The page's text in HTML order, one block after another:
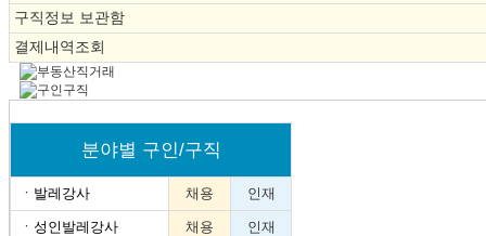
구직정보 보관함
결제내역조회
분야별 구인/구직
ㆍ 발레강사 채용 인재
ㆍ 성인발레강사 채용 인재